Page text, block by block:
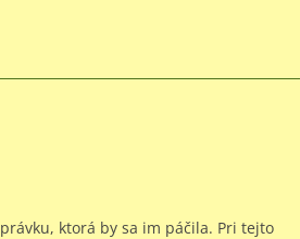
ktorá by sa im páčila. Pri tejto